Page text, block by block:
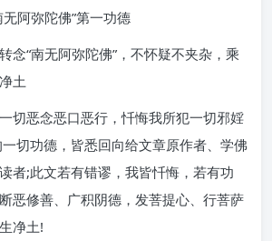
阿弥陀佛”第一功德
念“南无阿弥陀佛”，不怀疑不夹杂，乘
土
切恶念恶口恶行，忏悔我所犯一切邪婬
切功德，皆悉回向给文章原作者、学佛
者;此文若有错谬，我皆忏悔，若有功
恶修善、广积阴德，发菩提心、行菩萨
净土!